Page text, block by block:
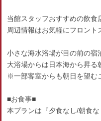
当館スタッフおすすめの飲食
周辺情報はお気軽にフロント
小さな海水浴場が目の前の宿
大浴場からは日本海から昇る
※一部客室からも朝日を望む
■お食事■
本プランは『夕食なし/朝食